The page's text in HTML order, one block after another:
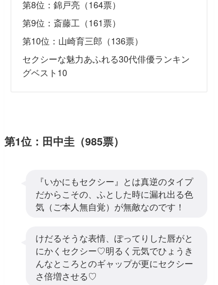
第8位：錦戸亮（164票）
第9位：斎藤工（161票）
第10位：山崎育三郎（136票）
セクシーな魅力あふれる30代俳優ランキン
グベスト10
第1位：田中圭（985票）
『いかにもセクシー』とは真逆のタイプ
だからこその、ふとした時に漏れ出る色
気（ご本人無自覚）が無敵なのです！
けだるそうな表情、ぽってりした唇がと
にかくセクシー♡明るく元気でひょうき
んなところとのギャップが更にセクシー
さ倍増させる♡